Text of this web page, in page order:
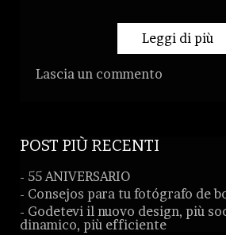
Leggi di più
Lascia un commento
POST PIÙ RECENTI
- 55 ANIVERSARIO
- Consejos para tu fotógrafo de
- Godetevi il nuovo design, più
dinamico, più efficiente